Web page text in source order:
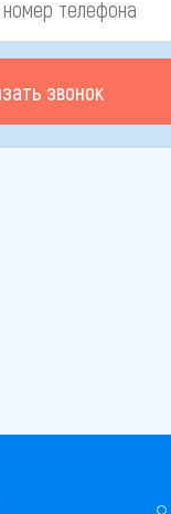
звонок